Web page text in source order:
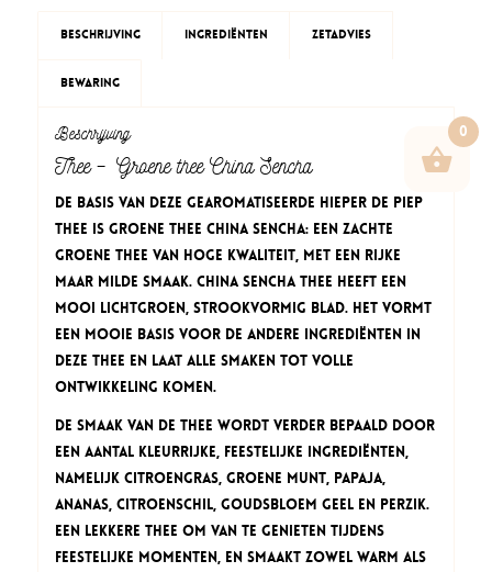
Beschrijving Ingrediënten Zetadvies
Bewaring
Beschrijving
Thee – Groene thee China Sencha
De basis van deze gearomatiseerde Hieper de Piep
thee is Groene Thee China Sencha: een zachte
groene thee van hoge kwaliteit, met een rijke
maar milde smaak. China Sencha thee heeft een
mooi lichtgroen, strookvormig blad. Het vormt
een mooie basis voor de andere ingrediënten in
deze thee en laat alle smaken tot volle
ontwikkeling komen.
De smaak van de thee wordt verder bepaald door
een aantal kleurrijke, feestelijke ingrediënten,
namelijk citroengras, groene munt, papaja,
ananas, citroenschil, goudsbloem geel en perzik.
Een lekkere thee om van te genieten tijdens
feestelijke momenten, en smaakt zowel warm als
0